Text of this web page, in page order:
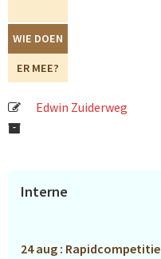
WIE DOEN
ER MEE?
Edwin Zuiderweg
Primaire
Interne
24 aug : Rapidcompetitie